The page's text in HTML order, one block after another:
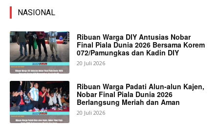
NASIONAL
Ribuan Warga DIY Antusias Nobar
Final Piala Dunia 2026 Bersama Korem
072/Pamungkas dan Kadin DIY
20 Juli 2026
Ribuan Warga Padati Alun-alun Kajen,
Nobar Final Piala Dunia 2026
Berlangsung Meriah dan Aman
20 Juli 2026